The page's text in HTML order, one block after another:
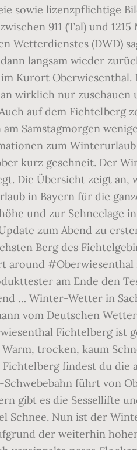
sowie lizenzpflichtige
911 (Tal) und
Wetterdienstes (DWD)
langsam wieder
Kurort
wirklich nur
auf dem Fichtelberg
Samstagmorgen
zum
kurz geschneit. Der
Die Übersicht zeigt
in Bayern für die
und zur Schneelage
zum Abend zu
Berg des
around
am Ende den
… Winter-Wetter in
vom Deutschen
Fichtelberg ist
trocken, kaum
findest du
führt von
gibt es die Sessellifte
Schnee. Nun ist der
der weiterhin